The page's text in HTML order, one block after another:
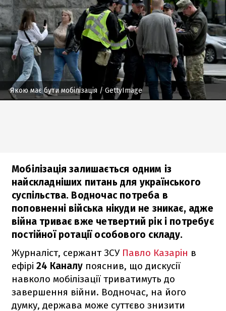
Якою має бути мобілізація / GettyImage
Мобілізація залишається одним із
найскладніших питань для українського
суспільства. Водночас потреба в
поповненні війська нікуди не зникає, адже
війна триває вже четвертий рік і потребує
постійної ротації особового складу.
Журналіст, сержант ЗСУ Павло Казарін в
ефірі 24 Каналу пояснив, що дискусії
навколо мобілізації триватимуть до
завершення війни. Водночас, на його
думку, держава може суттєво знизити